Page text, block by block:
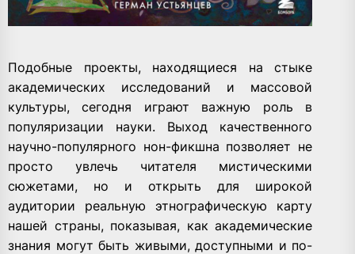
Подобные проекты, находящиеся на стыке
академических исследований и массовой
культуры, сегодня играют важную роль в
популяризации науки. Выход качественного
научно-популярного нон-фикшна позволяет не
просто увлечь читателя мистическими
сюжетами, но и открыть для широкой
аудитории реальную этнографическую карту
нашей страны, показывая, как академические
знания могут быть живыми, доступными и по-